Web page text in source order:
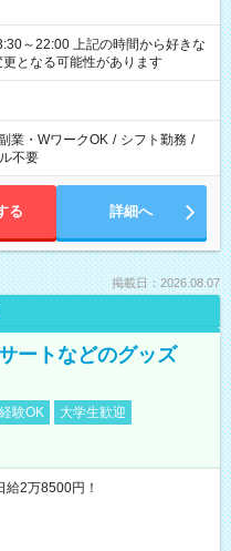
時間から好きな
となる可能性があります
業・WワークOK / シフト勤務 /
不要
る 詳細へ
掲載日：2026.08.07
ートなどのグッズ
験OK
大学生歓迎
2万8500円！